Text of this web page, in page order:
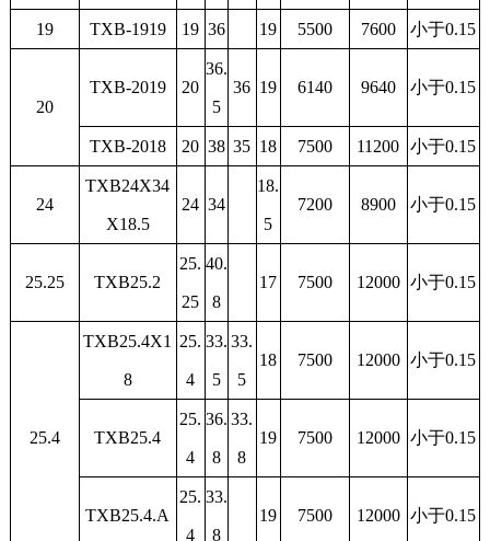
19 TXB-1919 19 36 19 5500 7600 小于0.15
20
TXB-2019 20
36.
5
36 19 6140 9640 小于0.15
TXB-2018 20 38 35 18 7500 11200 小于0.15
24
TXB24X34
X18.5
24 34
18.
5
7200 8900 小于0.15
25.25 TXB25.2
25.
25
40.
8
17 7500 12000 小于0.15
25.4
TXB25.4X1
8
25.
4
33.
5
33.
5
18 7500 12000 小于0.15
TXB25.4
25.
4
36.
8
33.
8
19 7500 12000 小于0.15
TXB25.4.A
25.
4
33.
8
19 7500 12000 小于0.15